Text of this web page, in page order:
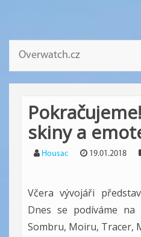
Overwatch.cz
skiny a
Housac 19.01.2018
Včera vývojáři
Dnes se podíváme
Sombru, Moiru, Tracer,